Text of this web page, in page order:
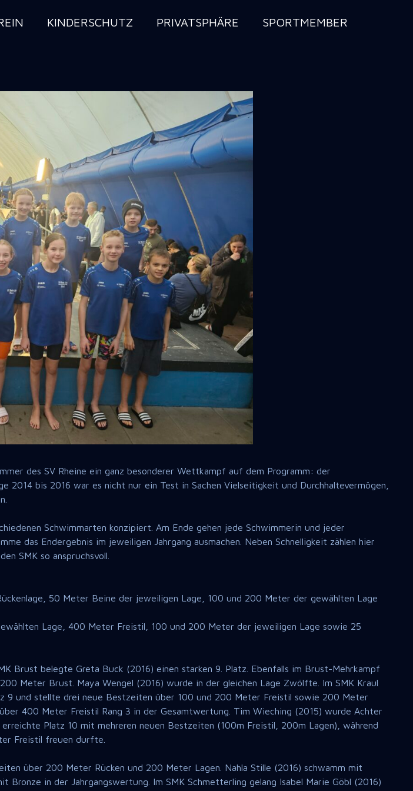
KINDERSCHUTZ PRIVATSPHÄRE SPORTMEMBER
des SV Rheine ein ganz besonderer Wettkampf auf dem Programm: der
2014 bis 2016 war es nicht nur ein Test in Sachen Vielseitigkeit und Durchhaltevermögen,
Schwimmarten konzipiert. Am Ende gehen jede Schwimmerin und jeder
das Endergebnis im jeweiligen Jahrgang ausmachen. Neben Schnelligkeit zählen hier
SMK so anspruchsvoll.
50 Meter Beine der jeweiligen Lage, 100 und 200 Meter der gewählten Lage
Lage, 400 Meter Freistil, 100 und 200 Meter der jeweiligen Lage sowie 25
Brust belegte Greta Buck (2016) einen starken 9. Platz. Ebenfalls im Brust-Mehrkampf
Meter Brust. Maya Wengel (2016) wurde in der gleichen Lage Zwölfte. Im SMK Kraul
9 und stellte drei neue Bestzeiten über 100 und 200 Meter Freistil sowie 200 Meter
400 Meter Freistil Rang 3 in der Gesamtwertung. Tim Wieching (2015) wurde Achter
Platz 10 mit mehreren neuen Bestzeiten (100m Freistil, 200m Lagen), während
Freistil freuen durfte.
über 200 Meter Rücken und 200 Meter Lagen. Nahla Stille (2016) schwamm mit
in der Jahrgangswertung. Im SMK Schmetterling gelang Isabel Marie Göbl (2016)